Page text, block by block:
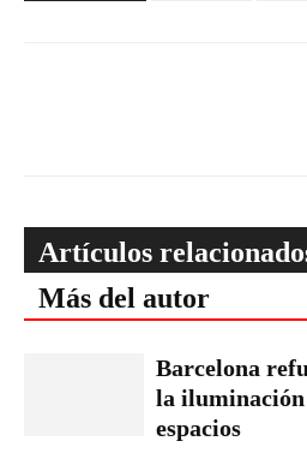
Artículos
Más del autor
Barcelona
la iluminación
espacios